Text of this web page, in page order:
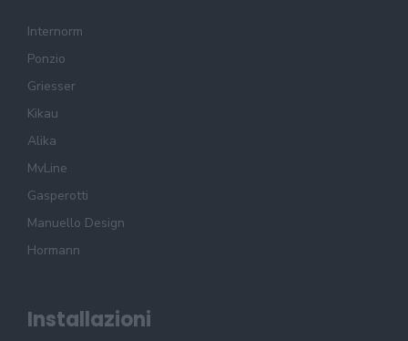
Internorm
Ponzio
Griesser
Kikau
Alika
MvLine
Gasperotti
Manuello Design
Hormann
Installazioni